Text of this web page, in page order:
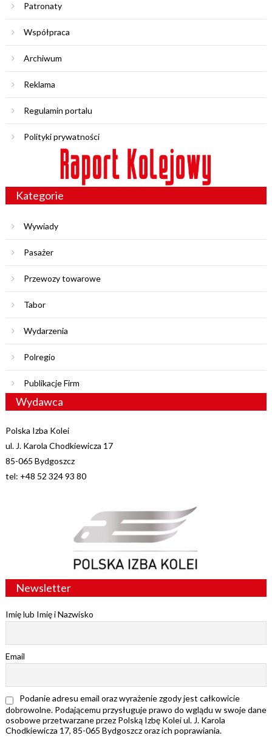
Patronaty
Współpraca
Archiwum
Reklama
Regulamin portalu
Polityki prywatności
Kategorie
Wywiady
Pasażer
Przewozy towarowe
Tabor
Wydarzenia
Polregio
Publikacje Firm
Wydawca
Polska Izba Kolei
ul. J. Karola Chodkiewicza 17
85-065 Bydgoszcz
tel: +48 52 324 93 80
Newsletter
Imię lub Imię i Nazwisko
Email
Podanie adresu email oraz wyrażenie zgody jest całkowicie
dobrowolne. Podającemu przysługuje prawo do wglądu w swoje dane
osobowe przetwarzane przez Polską Izbę Kolei ul. J. Karola
Chodkiewicza 17, 85-065 Bydgoszcz oraz ich poprawiania.